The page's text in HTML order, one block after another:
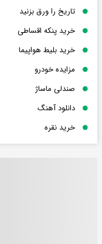
تاریخ را ورق بزنید
خرید پنکه اقساطی
خرید بلیط هواپیما
مزایده خودرو
صندلی ماساژ
دانلود آهنگ
خرید نقره